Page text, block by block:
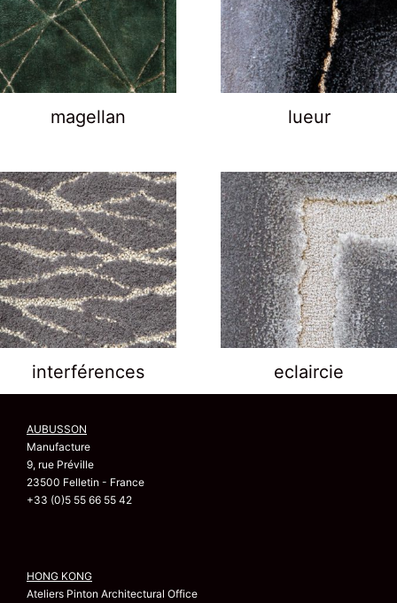
magellan lueur
interférences eclaircie
AUBUSSON
Manufacture
9, rue Préville
23500 Felletin - France
+33 (0)5 55 66 55 42
HONG KONG
Ateliers Pinton Architectural Office